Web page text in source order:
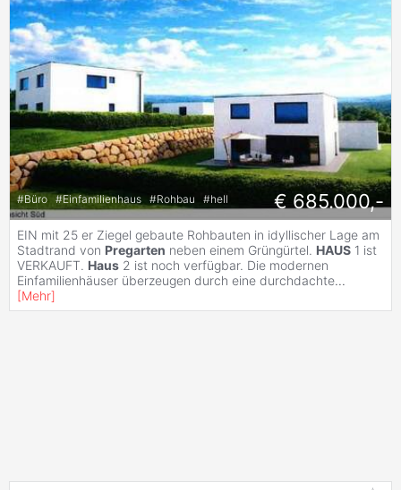
#Büro #Einfamilienhaus #Rohbau #hell € 685.000,-
EIN mit 25 er Ziegel gebaute Rohbauten in idyllischer Lage am
Stadtrand von Pregarten neben einem Grüngürtel. HAUS 1 ist
VERKAUFT. Haus 2 ist noch verfügbar. Die modernen
Einfamilienhäuser überzeugen durch eine durchdachte...
[Mehr]